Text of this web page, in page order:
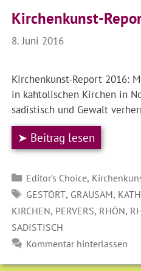
Kirchenkunst-
8. Juni 2016
Kirchenkunst-Report 2016:
in kahtolischen Kirchen in
sadistisch und Gewalt
➤ Beitrag lesen
Kategorien
Editor's Choice,
SCHLAGWÖRTER
GESTÖRT, GRAUSAM,
KIRCHEN, PERVERS, RHÖN,
SADISTISCH
Kommentar hinterlassen